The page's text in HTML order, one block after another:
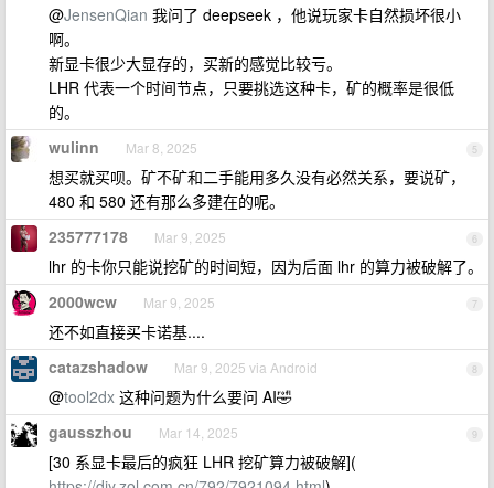
@JensenQian 我问了 deepseek ，他说玩家卡自然损坏很小
啊。
新显卡很少大显存的，买新的感觉比较亏。
LHR 代表一个时间节点，只要挑选这种卡，矿的概率是很低
的。
5
wulinn Mar 8, 2025
想买就买呗。矿不矿和二手能用多久没有必然关系，要说矿，
480 和 580 还有那么多建在的呢。
6
235777178 Mar 9, 2025
lhr 的卡你只能说挖矿的时间短，因为后面 lhr 的算力被破解了。
7
2000wcw Mar 9, 2025
还不如直接买卡诺基....
8
catazshadow Mar 9, 2025 via Android
@tool2dx 这种问题为什么要问 AI🤣
9
gausszhou Mar 14, 2025
[30 系显卡最后的疯狂 LHR 挖矿算力被破解](